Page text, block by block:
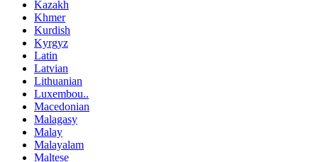
Kazakh
Khmer
Kurdish
Kyrgyz
Latin
Latvian
Lithuanian
Luxembou..
Macedonian
Malagasy
Malay
Malayalam
Maltese